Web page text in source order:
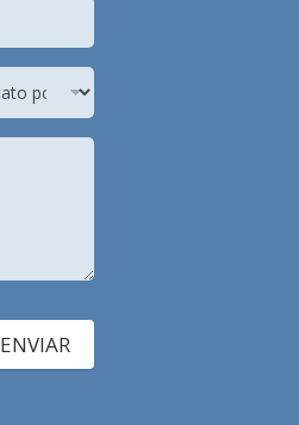
ENVIAR